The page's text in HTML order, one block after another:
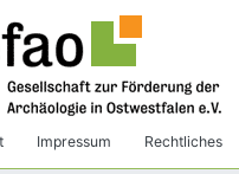
Impressum Rechtliches